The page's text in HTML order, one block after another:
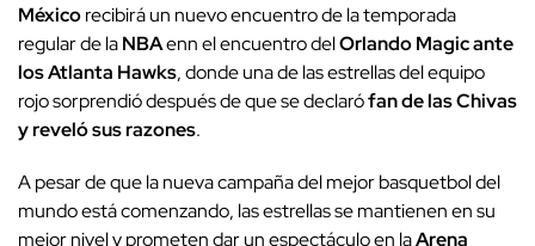
Méxicorecibirá un nuevo encuentro de la temporada
regular de laNBAenn el encuentro delOrlando Magic ante
los Atlanta Hawks, donde una de las estrellas del equipo
rojo sorprendió después de que se declarófan de las Chivas
y reveló sus razones.
A pesar de que la nueva campaña del mejor basquetbol del
mundo está comenzando, las estrellas se mantienen en su
mejor nivel y prometen dar un espectáculo en laArena